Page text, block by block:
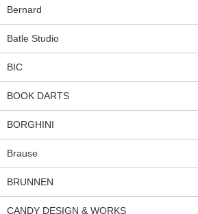
Bernard
Batle Studio
BIC
BOOK DARTS
BORGHINI
Brause
BRUNNEN
CANDY DESIGN & WORKS